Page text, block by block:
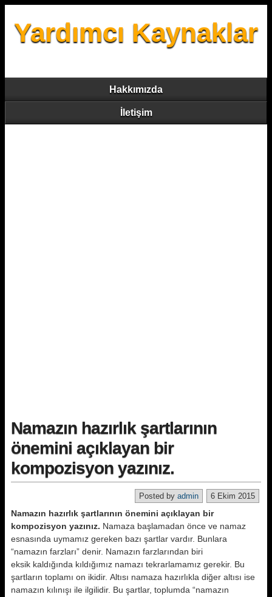
Yardımcı Kaynaklar
Hakkımızda
İletişim
Namazın hazırlık şartlarının
önemini açıklayan bir
kompozisyon yazınız.
6 Ekim 2015
Posted by admin
Namazın hazırlık şartlarının önemini açıklayan bir
kompozisyon yazınız. Namaza başlamadan önce ve namaz
esnasında uymamız gereken bazı şartlar vardır. Bunlara
“namazın farzları” denir. Namazın farzlarından biri
eksik kaldığında kıldığımız namazı tekrarlamamız gerekir. Bu
şartların toplamı on ikidir. Altısı namaza hazırlıkla diğer altısı ise
namazın kılınışı ile ilgilidir. Bu şartlar, toplumda “namazın